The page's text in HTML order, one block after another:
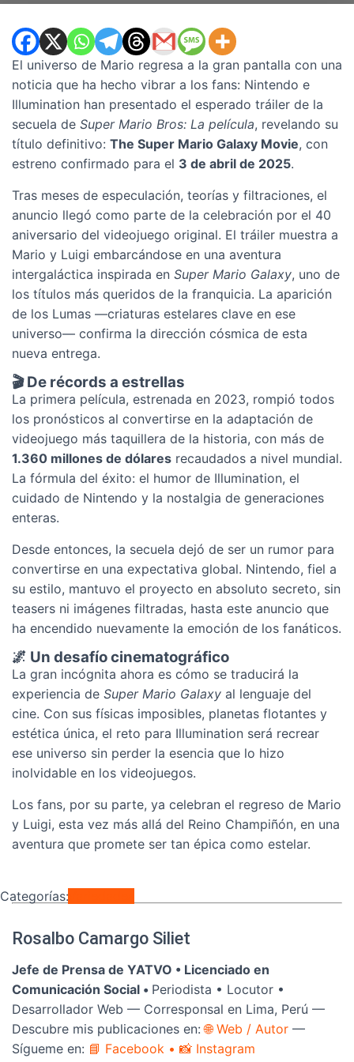
El universo de Mario regresa a la gran pantalla con una
noticia que ha hecho vibrar a los fans: Nintendo e
Illumination han presentado el esperado tráiler de la
secuela de Super Mario Bros: La película, revelando su
título definitivo: The Super Mario Galaxy Movie, con
estreno confirmado para el 3 de abril de 2025.
Tras meses de especulación, teorías y filtraciones, el
anuncio llegó como parte de la celebración por el 40
aniversario del videojuego original. El tráiler muestra a
Mario y Luigi embarcándose en una aventura
intergaláctica inspirada en Super Mario Galaxy, uno de
los títulos más queridos de la franquicia. La aparición
de los Lumas —criaturas estelares clave en ese
universo— confirma la dirección cósmica de esta
nueva entrega.
🎬 De récords a estrellas
La primera película, estrenada en 2023, rompió todos
los pronósticos al convertirse en la adaptación de
videojuego más taquillera de la historia, con más de
1.360 millones de dólares recaudados a nivel mundial.
La fórmula del éxito: el humor de Illumination, el
cuidado de Nintendo y la nostalgia de generaciones
enteras.
Desde entonces, la secuela dejó de ser un rumor para
convertirse en una expectativa global. Nintendo, fiel a
su estilo, mantuvo el proyecto en absoluto secreto, sin
teasers ni imágenes filtradas, hasta este anuncio que
ha encendido nuevamente la emoción de los fanáticos.
🌌 Un desafío cinematográfico
La gran incógnita ahora es cómo se traducirá la
experiencia de Super Mario Galaxy al lenguaje del
cine. Con sus físicas imposibles, planetas flotantes y
estética única, el reto para Illumination será recrear
ese universo sin perder la esencia que lo hizo
inolvidable en los videojuegos.
Los fans, por su parte, ya celebran el regreso de Mario
y Luigi, esta vez más allá del Reino Champiñón, en una
aventura que promete ser tan épica como estelar.
Categorías:
Rosalbo Camargo Siliet
Jefe de Prensa de YATVO • Licenciado en
Comunicación Social • Periodista • Locutor •
Desarrollador Web — Corresponsal en Lima, Perú —
Descubre mis publicaciones en:🌐 Web / Autor —
Sígueme en: 📘 Facebook • 📸 Instagram